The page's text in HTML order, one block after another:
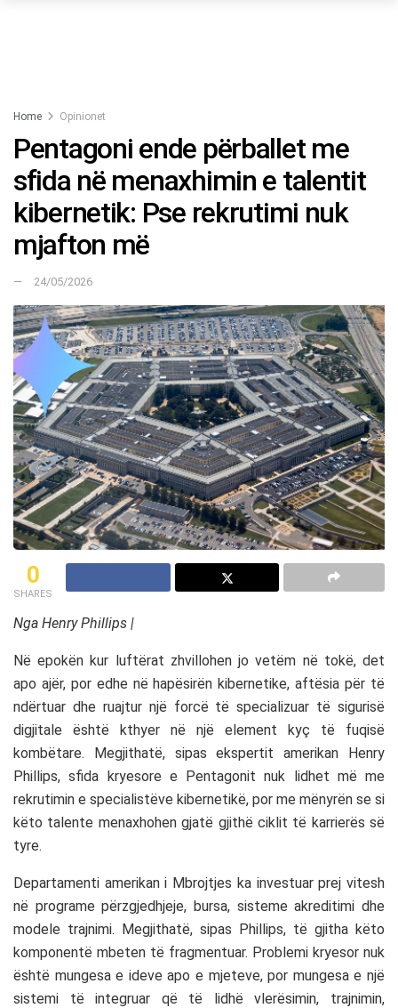
Home Opinionet
Pentagoni ende përballet me
sfida në menaxhimin e talentit
kibernetik: Pse rekrutimi nuk
mjafton më
24/05/2026
0
SHARES
Nga Henry Phillips |
Në epokën kur luftërat zhvillohen jo vetëm në tokë, det
apo ajër, por edhe në hapësirën kibernetike, aftësia për të
ndërtuar dhe ruajtur një forcë të specializuar të sigurisë
digjitale është kthyer në një element kyç të fuqisë
kombëtare. Megjithatë, sipas ekspertit amerikan Henry
Phillips, sfida kryesore e Pentagonit nuk lidhet më me
rekrutimin e specialistëve kibernetikë, por me mënyrën se si
këto talente menaxhohen gjatë gjithë ciklit të karrierës së
tyre.
Departamenti amerikan i Mbrojtjes ka investuar prej vitesh
në programe përzgjedhjeje, bursa, sisteme akreditimi dhe
modele trajnimi. Megjithatë, sipas Phillips, të gjitha këto
komponentë mbeten të fragmentuar. Problemi kryesor nuk
është mungesa e ideve apo e mjeteve, por mungesa e një
sistemi të integruar që të lidhë vlerësimin, trajnimin,